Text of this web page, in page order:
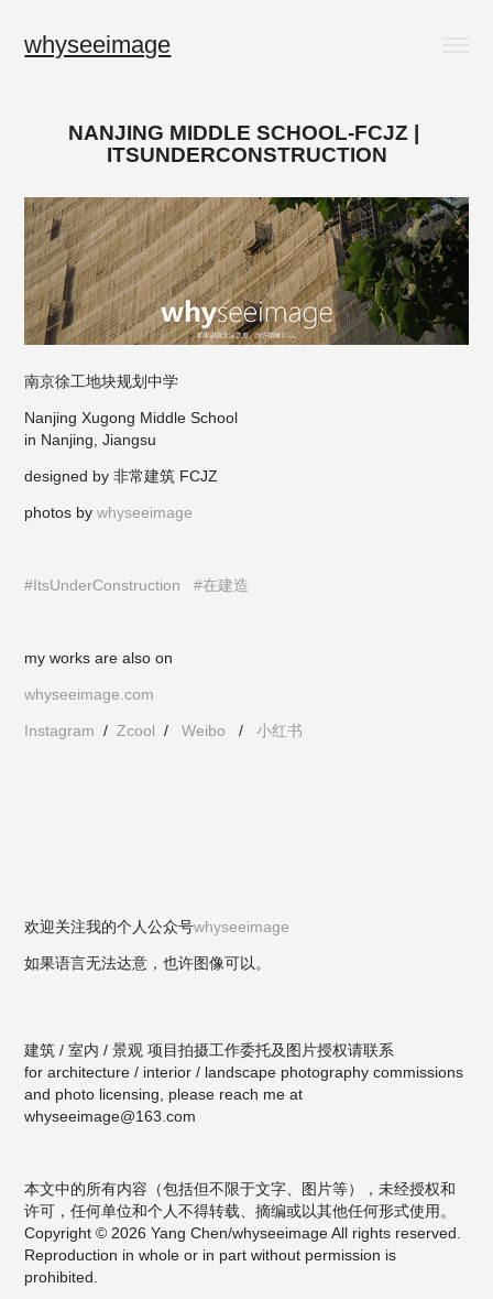
whyseeimage
NANJING MIDDLE SCHOOL-FCJZ |
ITSUNDERCONSTRUCTION
南京徐工地块规划中学
Nanjing Xugong Middle School
in Nanjing, Jiangsu
designed by 非常建筑 FCJZ
photos bywhyseeimage
#ItsUnderConstruction #在建造
my works are also on
whyseeimage.com
Instagram /Zcool /Weibo /小红书
欢迎关注我的个人公众号whyseeimage
如果语言无法达意，也许图像可以。
建筑 / 室内 / 景观 项目拍摄工作委托及图片授权请联系
for architecture / interior / landscape photography commissions
and photo licensing, please reach me at
whyseeimage@163.com
本文中的所有内容（包括但不限于文字、图片等），未经授权和
许可，任何单位和个人不得转载、摘编或以其他任何形式使用。
Copyright © 2026 Yang Chen/whyseeimage All rights reserved.
Reproduction in whole or in part without permission is
prohibited.